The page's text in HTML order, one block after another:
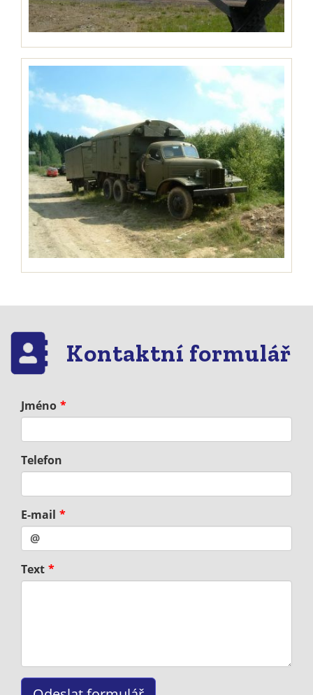
Kontaktní formulář
Jméno
Telefon
E-mail
Text